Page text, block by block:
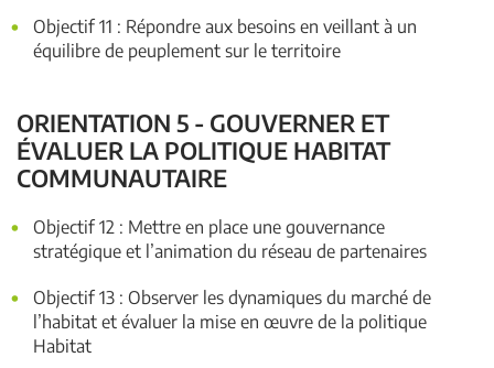
Objectif 11 : Répondre aux besoins en veillant à un
équilibre de peuplement sur le territoire
ORIENTATION 5 - GOUVERNER ET
ÉVALUER LA POLITIQUE HABITAT
COMMUNAUTAIRE
Objectif 12 : Mettre en place une gouvernance
stratégique et l’animation du réseau de partenaires
Objectif 13 : Observer les dynamiques du marché de
l’habitat et évaluer la mise en œuvre de la politique
Habitat